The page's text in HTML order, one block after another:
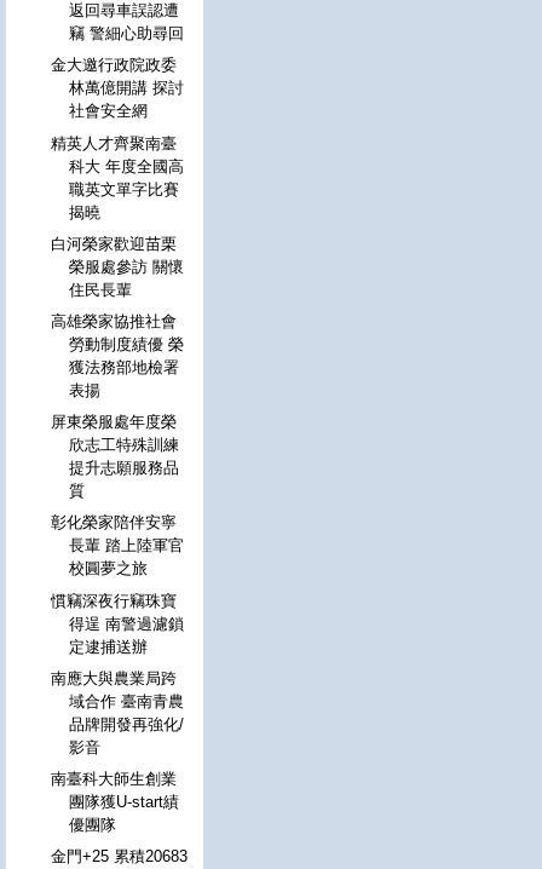
返回尋車誤認遭
竊 警細心助尋回
金大邀行政院政委
林萬億開講 探討
社會安全網
精英人才齊聚南臺
科大 年度全國高
職英文單字比賽
揭曉
白河榮家歡迎苗栗
榮服處參訪 關懷
住民長輩
高雄榮家協推社會
勞動制度績優 榮
獲法務部地檢署
表揚
屏東榮服處年度榮
欣志工特殊訓練
提升志願服務品
質
彰化榮家陪伴安寧
長輩 踏上陸軍官
校圓夢之旅
慣竊深夜行竊珠寶
得逞 南警過濾鎖
定逮捕送辦
南應大與農業局跨
域合作 臺南青農
品牌開發再強化/
影音
南臺科大師生創業
團隊獲U-start績
優團隊
金門+25 累積20683